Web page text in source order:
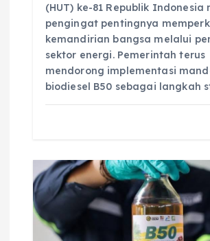
(HUT) ke-81 Republik Indonesia
pengingat pentingnya
kemandirian bangsa melalui
sektor energi. Pemerintah terus
mendorong implementasi
biodiesel B50 sebagai langkah